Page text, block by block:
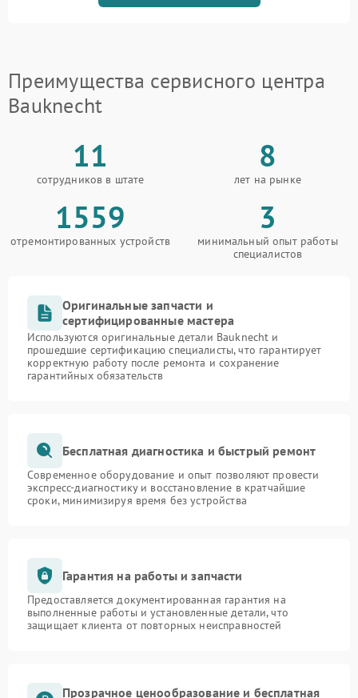
Преимущества сервисного центра
Bauknecht
11
сотрудников в штате
8
лет на рынке
1559
отремонтированных устройств
3
минимальный опыт работы
специалистов
Оригинальные запчасти и
сертифицированные мастера
Используются оригинальные детали Bauknecht и
прошедшие сертификацию специалисты, что гарантирует
корректную работу после ремонта и сохранение
гарантийных обязательств
Бесплатная диагностика и быстрый ремонт
Современное оборудование и опыт позволяют провести
экспресс-диагностику и восстановление в кратчайшие
сроки, минимизируя время без устройства
Гарантия на работы и запчасти
Предоставляется документированная гарантия на
выполненные работы и установленные детали, что
защищает клиента от повторных неисправностей
Прозрачное ценообразование и бесплатная